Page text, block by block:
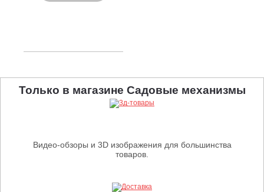
Только в магазине Садовые механизмы
Видео-обзоры и 3D изображения для большинства
товаров.